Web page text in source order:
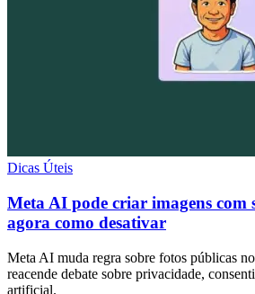
Dicas Úteis
Meta AI pode criar imagens com
agora como desativar
Meta AI muda regra sobre fotos públicas
reacende debate sobre privacidade,
artificial.